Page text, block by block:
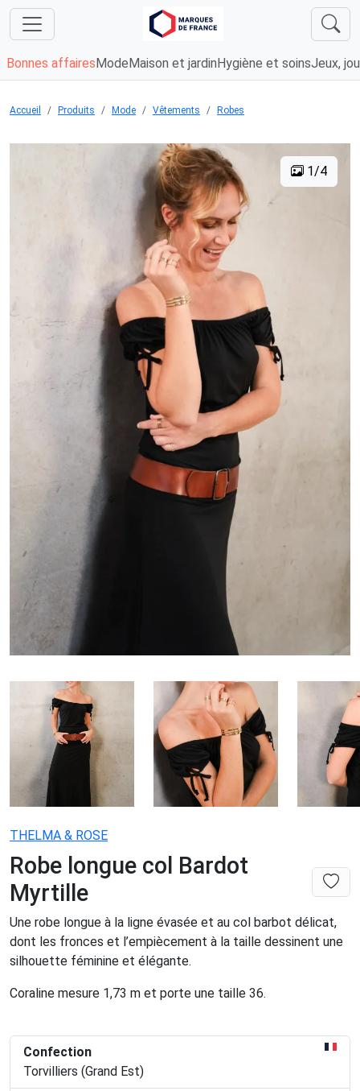
Bonnes affaires Mode Maison et jardin Hygiène et soinsJeux,
Accueil Produits Mode Vêtements Robes
1/4
THELMA & ROSE
Robe longue col Bardot
Myrtille
Une robe longue à la ligne évasée et au col barbot délicat,
dont les fronces et l’empiècement à la taille dessinent une
silhouette féminine et élégante.
Coraline mesure 1,73 m et porte une taille 36.
Confection
Torvilliers (Grand Est)